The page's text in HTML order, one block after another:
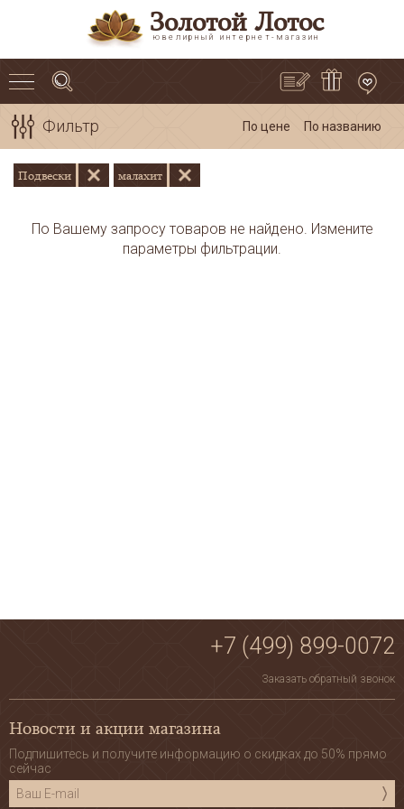
Золотой Лотос
ювелирный интернет-магазин
Фильтр По цене По названию
Подвески малахит
По Вашему запросу товаров не найдено. Измените
параметры фильтрации.
+7 (499) 899-0072
Заказать обратный звонок
Новости и акции магазина
Подпишитесь и получите информацию о скидках до 50% прямо
сейчас